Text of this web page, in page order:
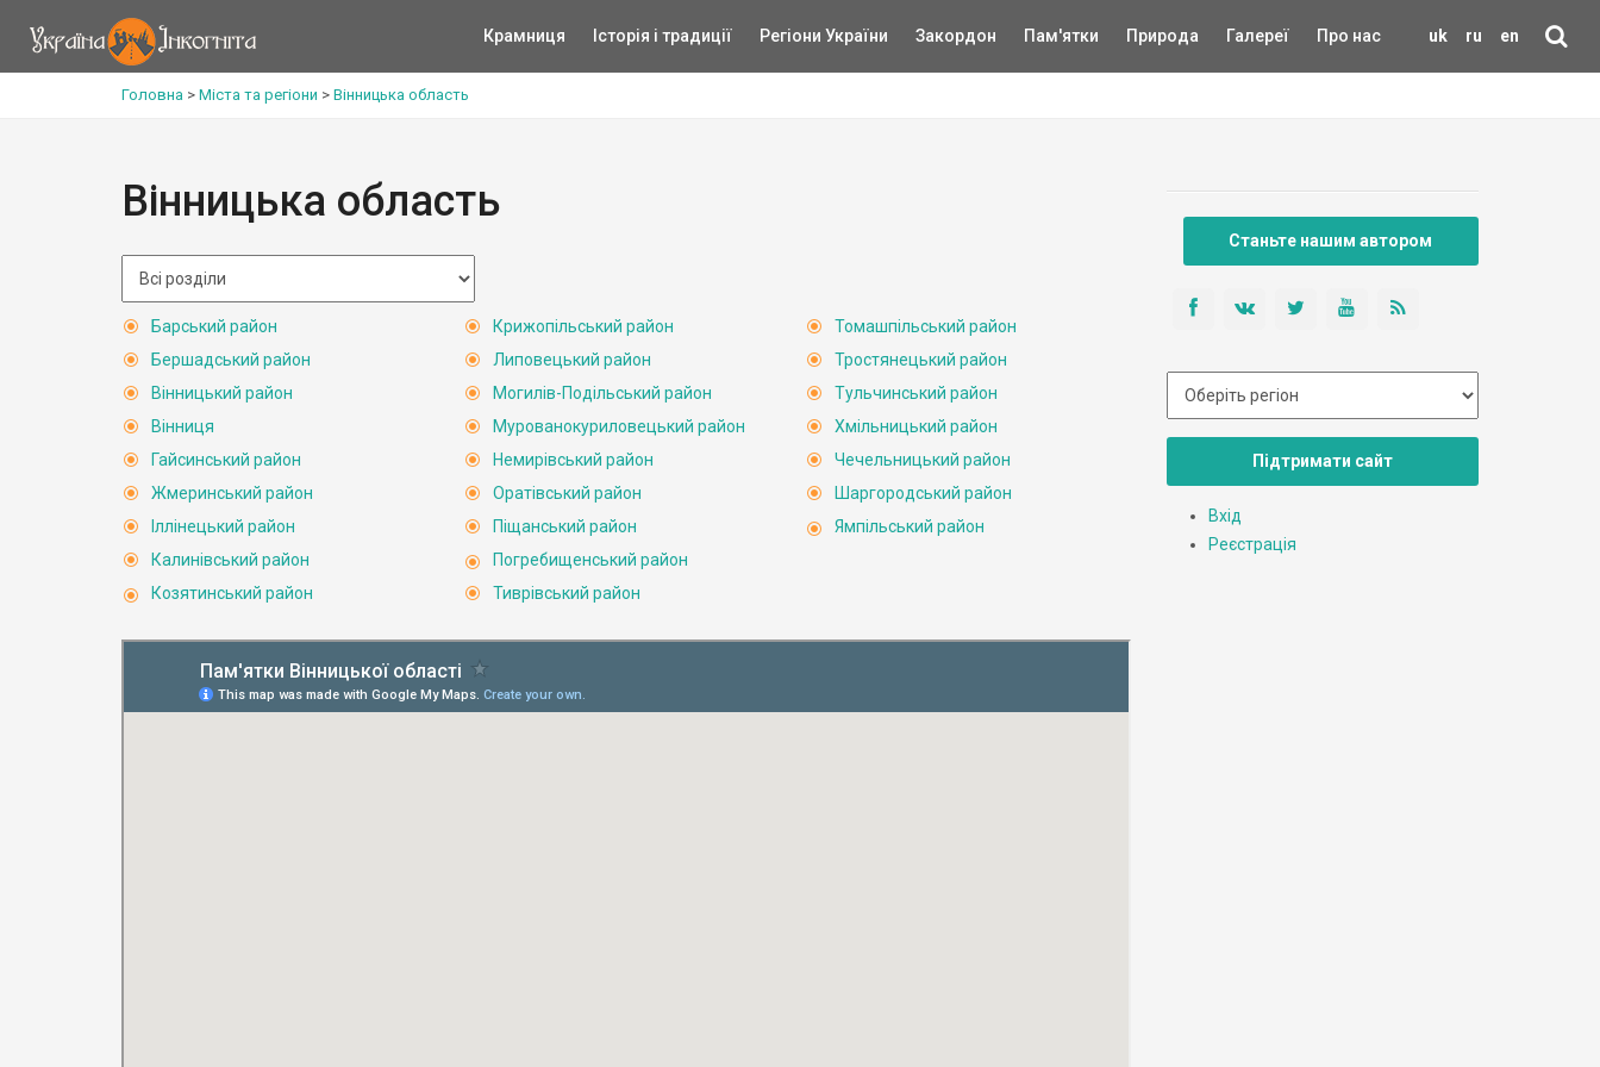
uk ru en
Крамниця Історія і традиції Регіони України Закордон Пам'ятки Природа Галереї Про нас
Головна > Міста та регіони > Вінницька область
Вінницька область
Барський район
Бершадський район
Вінницький район
Вінниця
Гайсинський район
Жмеринський район
Іллінецький район
Калинівський район
Козятинський район
Крижопільський район
Липовецький район
Могилів-Подільський район
Мурованокуриловецький район
Немирівський район
Оратівський район
Піщанський район
Погребищенський район
Тиврівський район
Томашпільський район
Тростянецький район
Тульчинський район
Хмільницький район
Чечельницький район
Шаргородський район
Ямпільський район
Станьте нашим автором
Підтримати сайт
Вхід
Реєстрація